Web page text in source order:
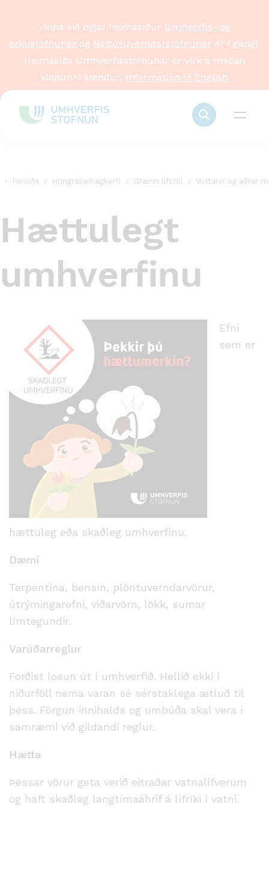
Vinna við nýjar heimasíður Umhverfis- og
orkustofnunar og Náttúruverndarstofnunar er í gangi.
Heimasíða Umhverfisstofnunar er virk á meðan
vinnunni stendur. Information in English
Forsíða Hringrásarhagkerfi Grænn lífstíll Vottanir og aðrar
Hættulegt
umhverfinu
Efni
sem er
hættuleg eða skaðleg umhverfinu.
Dæmi
Terpentína, bensín, plöntuverndarvörur,
útrýmingarefni, viðarvörn, lökk, sumar
límtegundir.
Varúðarreglur
Forðist losun út í umhverfið. Hellið ekki í
niðurföll nema varan sé sérstaklega ætluð til
þess. Förgun innihalds og umbúða skal vera í
samræmi við gildandi reglur.
Hætta
Þessar vörur geta verið eitraðar vatnalífverum
og haft skaðleg langtímaáhrif á lífríki í vatni.